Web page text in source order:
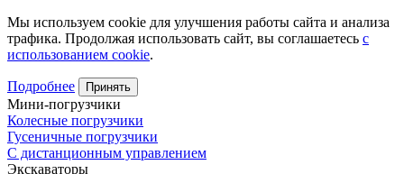
Мы используем cookie для улучшения работы сайта и анализа
трафика. Продолжая использовать сайт, вы соглашаетесь с
использованием cookie.
Подробнее Принять
Мини-погрузчики
Колесные погрузчики
Гусеничные погрузчики
С дистанционным управлением
Экскаваторы